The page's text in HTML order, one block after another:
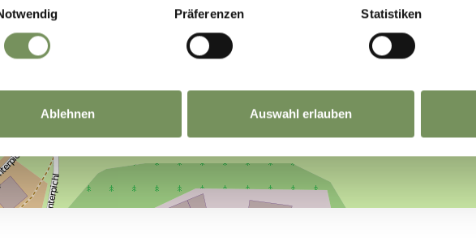
Präferenzen Statistiken
Ablehnen Auswahl erlauben